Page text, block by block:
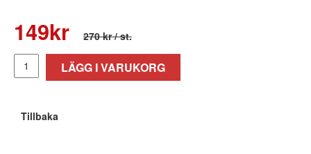
149kr 270 kr/ st.
LÄGG I VARUKORG
Tillbaka